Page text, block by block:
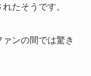
たそうです。
ンの間では驚き